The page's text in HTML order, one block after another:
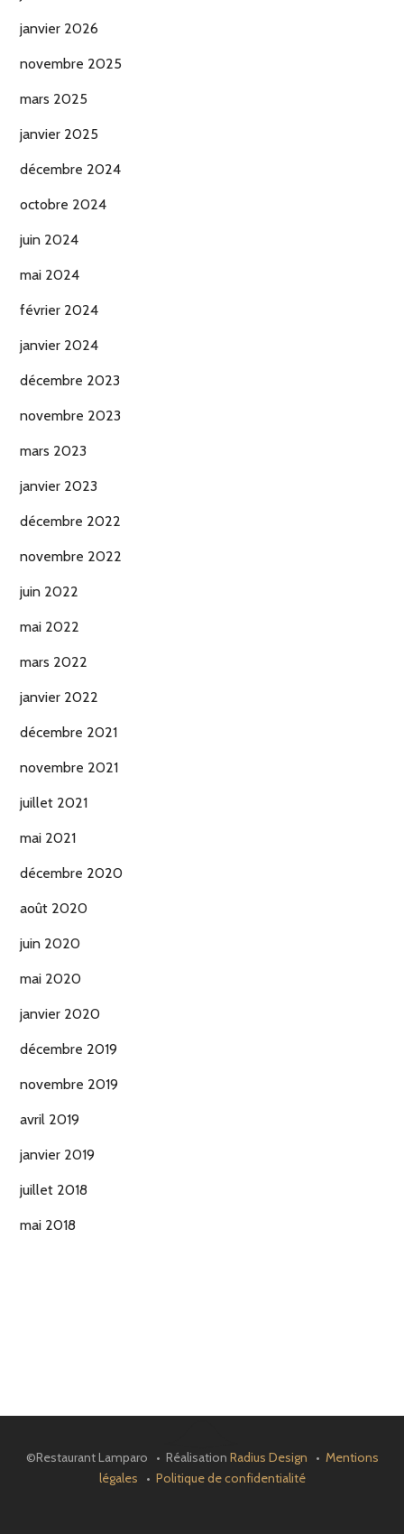
janvier 2026
novembre 2025
mars 2025
janvier 2025
décembre 2024
octobre 2024
juin 2024
mai 2024
février 2024
janvier 2024
décembre 2023
novembre 2023
mars 2023
janvier 2023
décembre 2022
novembre 2022
juin 2022
mai 2022
mars 2022
janvier 2022
décembre 2021
novembre 2021
juillet 2021
mai 2021
décembre 2020
août 2020
juin 2020
mai 2020
janvier 2020
décembre 2019
novembre 2019
avril 2019
janvier 2019
juillet 2018
mai 2018
©Restaurant Lamparo • Réalisation Radius Design • Mentions
légales • Politique de confidentialité